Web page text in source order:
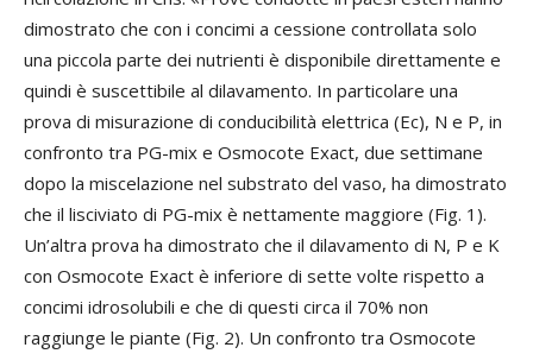
dimostrato che con i concimi a cessione controllata solo
una piccola parte dei nutrienti è disponibile direttamente e
quindi è suscettibile al dilavamento. In particolare una
prova di misurazione di conducibilità elettrica (Ec), N e P, in
confronto tra PG-mix e Osmocote Exact, due settimane
dopo la miscelazione nel substrato del vaso, ha dimostrato
che il lisciviato di PG-mix è nettamente maggiore (Fig. 1).
Un’altra prova ha dimostrato che il dilavamento di N, P e K
con Osmocote Exact è inferiore di sette volte rispetto a
concimi idrosolubili e che di questi circa il 70% non
raggiunge le piante (Fig. 2). Un confronto tra Osmocote